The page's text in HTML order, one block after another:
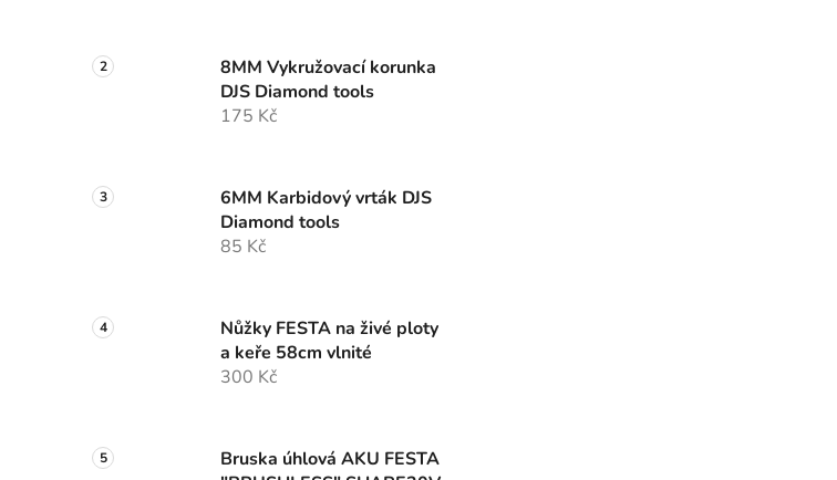
8MM Vykružovací korunka
DJS Diamond tools
175 Kč
6MM Karbidový vrták DJS
Diamond tools
85 Kč
Nůžky FESTA na živé ploty
a keře 58cm vlnité
300 Kč
Bruska úhlová AKU FESTA